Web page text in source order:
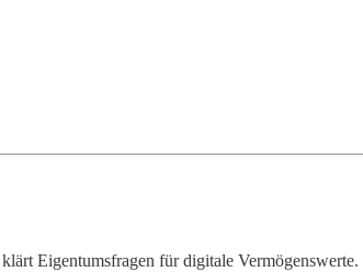
Eigentumsfragen für digitale Vermögenswerte.